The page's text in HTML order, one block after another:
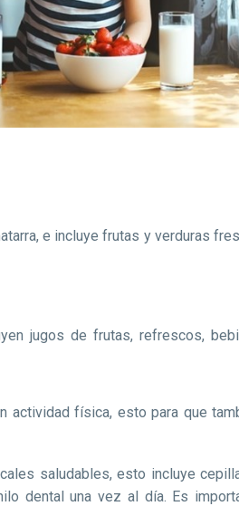
e incluye frutas y verduras
jugos de frutas, refrescos,
actividad física, esto para que
saludables, esto incluye
dental una vez al día. Es